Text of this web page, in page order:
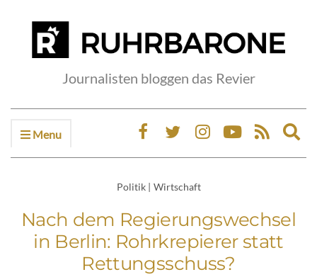
Journalisten bloggen das Revier
Menu
Politik | Wirtschaft
Nach dem Regierungswechsel
in Berlin: Rohrkrepierer statt
Rettungsschuss?